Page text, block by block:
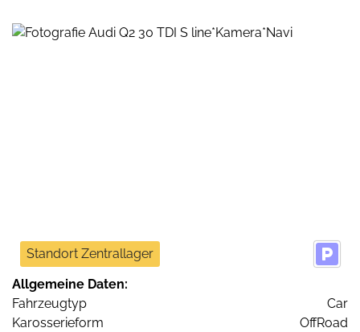
Standort Zentrallager
Allgemeine Daten:
Fahrzeugtyp
Car
Karosserieform
OffRoad